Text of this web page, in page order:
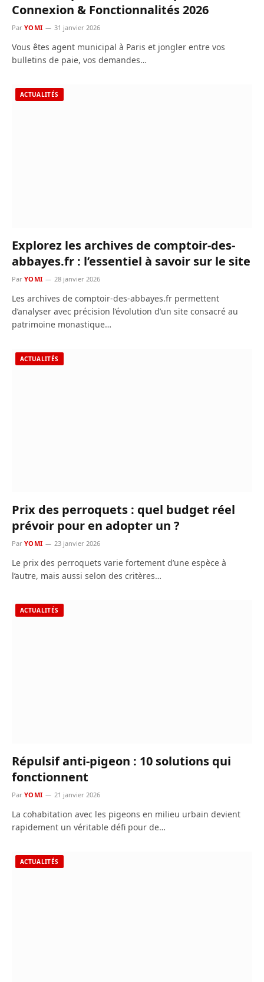
Connexion & Fonctionnalités 2026
Par YOMI 31 janvier 2026
Vous êtes agent municipal à Paris et jongler entre vos
bulletins de paie, vos demandes…
ACTUALITÉS
Explorez les archives de comptoir-des-
abbayes.fr : l’essentiel à savoir sur le site
Par YOMI 28 janvier 2026
Les archives de comptoir-des-abbayes.fr permettent
d’analyser avec précision l’évolution d’un site consacré au
patrimoine monastique…
ACTUALITÉS
Prix des perroquets : quel budget réel
prévoir pour en adopter un ?
Par YOMI 23 janvier 2026
Le prix des perroquets varie fortement d’une espèce à
l’autre, mais aussi selon des critères…
ACTUALITÉS
Répulsif anti-pigeon : 10 solutions qui
fonctionnent
Par YOMI 21 janvier 2026
La cohabitation avec les pigeons en milieu urbain devient
rapidement un véritable défi pour de…
ACTUALITÉS